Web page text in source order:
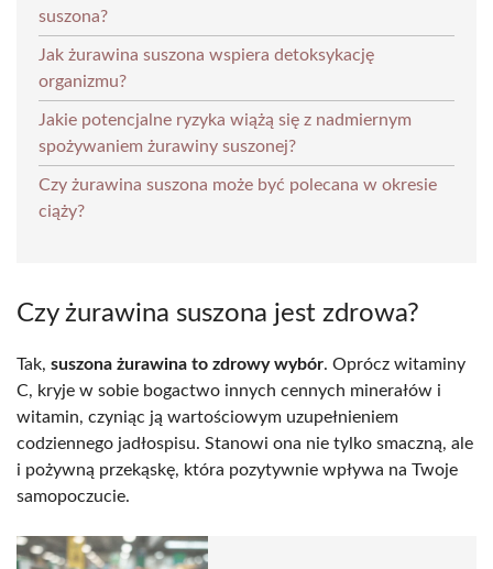
suszona?
Jak żurawina suszona wspiera detoksykację
organizmu?
Jakie potencjalne ryzyka wiążą się z nadmiernym
spożywaniem żurawiny suszonej?
Czy żurawina suszona może być polecana w okresie
ciąży?
Czy żurawina suszona jest zdrowa?
Tak, suszona żurawina to zdrowy wybór. Oprócz witaminy
C, kryje w sobie bogactwo innych cennych minerałów i
witamin, czyniąc ją wartościowym uzupełnieniem
codziennego jadłospisu. Stanowi ona nie tylko smaczną, ale
i pożywną przekąskę, która pozytywnie wpływa na Twoje
samopoczucie.